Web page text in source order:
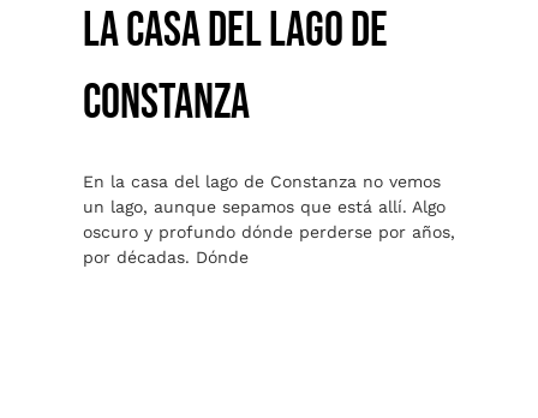
LA CASA DEL LAGO DE
CONSTANZA
En la casa del lago de Constanza no vemos
un lago, aunque sepamos que está allí. Algo
oscuro y profundo dónde perderse por años,
por décadas. Dónde